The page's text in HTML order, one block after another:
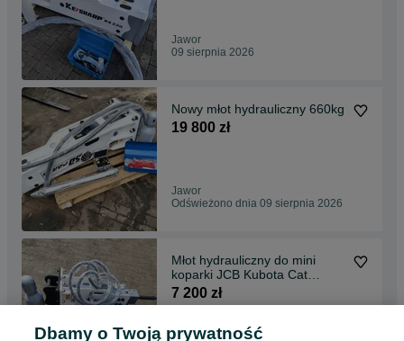
Jawor
09 sierpnia 2026
Nowy młot hydrauliczny 660kg
19 800 zł
Jawor
Odświeżono dnia 09 sierpnia 2026
Młot hydrauliczny do mini
koparki JCB Kubota Cat
yanmar 93kg nowy
7 200 zł
Dbamy o Twoją prywatność